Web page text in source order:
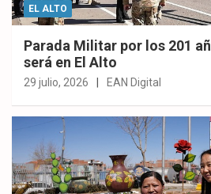
EL ALTO
Parada Militar por los 201
será en El Alto
29 julio, 2026 EAN Digital